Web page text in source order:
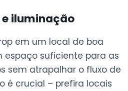
e iluminação
em um local de boa
espaço suficiente para as
sem atrapalhar o fluxo de
é crucial – prefira locais